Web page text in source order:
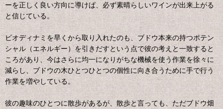
ーを正しく良い方向に導けば、必ず素晴らしいワインが出来上がる
と信じている。
ビオディナミを早くから取り入れたのも、ブドウ本来の持つポテン
シャル（エネルギー）を引きだすという点で彼の考えと一致すると
ころがあり、今はさらに均一になりがちな機械を使う作業を徐々に
減らし、ブドウの木ひとつひとつの個性に向き合うために手で行う
作業を増やしている。
彼の趣味のひとつに散歩があるが、散歩と言っても、ただブドウ畑